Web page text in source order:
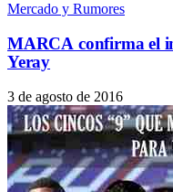
Mercado y Rumores
MARCA confirma el
Yeray
3 de agosto de 2016